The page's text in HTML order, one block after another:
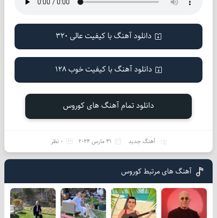
دانلود آهنگ با کیفیت عالی 320
دانلود آهنگ با کیفیت خوب 128
دانلود تمام آهنگ های کوروس
آهنگ جدید 31 مارس 2024 0 نظر
آهنگ های مرتبط کوروس